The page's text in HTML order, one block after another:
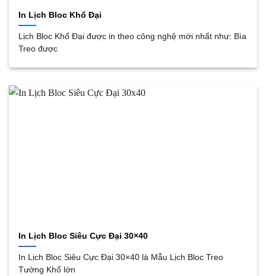
In Lịch Bloc Khổ Đại
Lịch Bloc Khổ Đại được in theo công nghệ mới nhất như: Bìa
Treo được
In Lịch Bloc Siêu Cực Đại 30×40
In Lịch Bloc Siêu Cực Đại 30×40 là Mẫu Lịch Bloc Treo
Tường Khổ lớn